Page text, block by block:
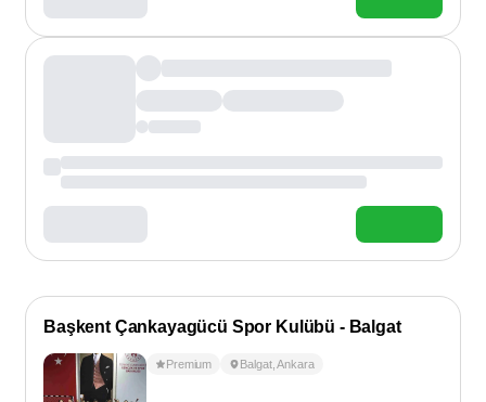
Başkent Çankayagücü Spor Kulübü - Balgat
Premium Balgat,Ankara